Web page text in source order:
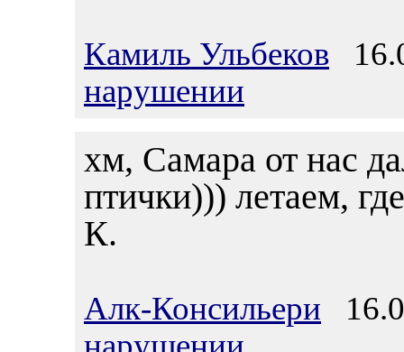
Камиль Ульбеков
нарушении
хм, Самара от нас
птички))) летаем,
К.
Алк-Консильери